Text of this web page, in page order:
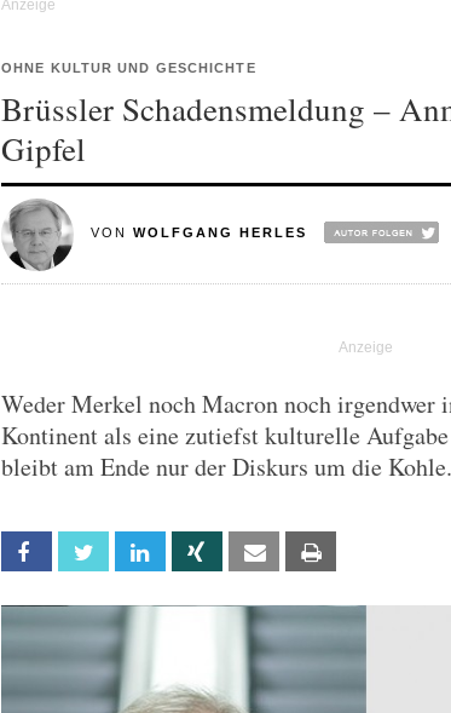
OHNE KULTUR UND GESCHICHTE
Brüssler Schadensmeldung –
Gipfel
VON WOLFGANG HERLES
Weder Merkel noch Macron noch irgendwer
Kontinent als eine zutiefst kulturelle
bleibt am Ende nur der Diskurs um die Kohle.
Facebook Twitter Linkedin Xing Email